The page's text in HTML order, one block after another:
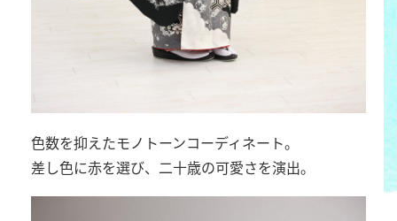
色数を抑えたモノトーンコーディネート。
差し色に赤を選び、二十歳の可愛さを演出。